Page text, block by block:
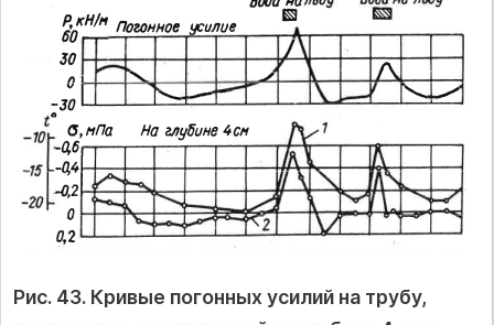
Рис. 43. Кривые погонных усилий на трубу,